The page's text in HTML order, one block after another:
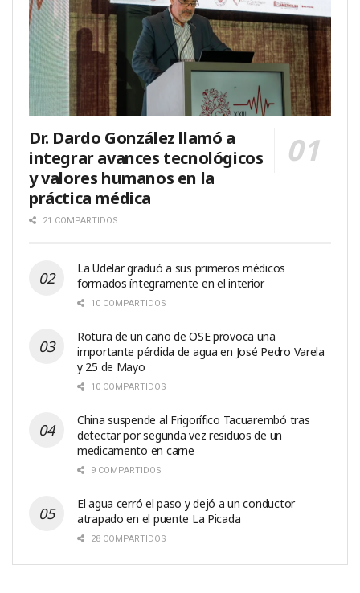
Dr. Dardo González llamó a
integrar avances tecnológicos
y valores humanos en la
práctica médica
21 COMPARTIDOS
La Udelar graduó a sus primeros médicos
formados íntegramente en el interior
10 COMPARTIDOS
Rotura de un caño de OSE provoca una
importante pérdida de agua en José Pedro Varela
y 25 de Mayo
10 COMPARTIDOS
China suspende al Frigorífico Tacuarembó tras
detectar por segunda vez residuos de un
medicamento en carne
9 COMPARTIDOS
El agua cerró el paso y dejó a un conductor
atrapado en el puente La Picada
28 COMPARTIDOS